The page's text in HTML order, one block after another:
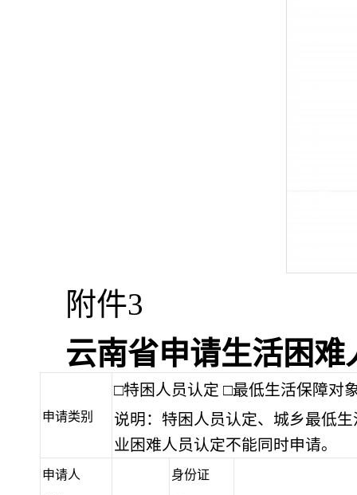
附件3
云南省申请生活困
申请类别
□特困人员认定 □最低生活保障对
说明：特困人员认定、城乡最低
业困难人员认定不能同时申请。
申请人 身份证